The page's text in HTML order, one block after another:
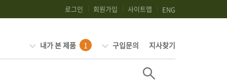
로그인 회원가입 사이트맵 ENG
내가 본 제품 1 구입문의 지사찾기